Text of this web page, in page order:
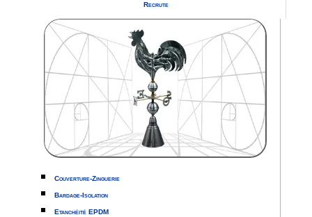
Recrute
Couverture-Zinguerie
Bardage-Isolation
Etanchéité EPDM